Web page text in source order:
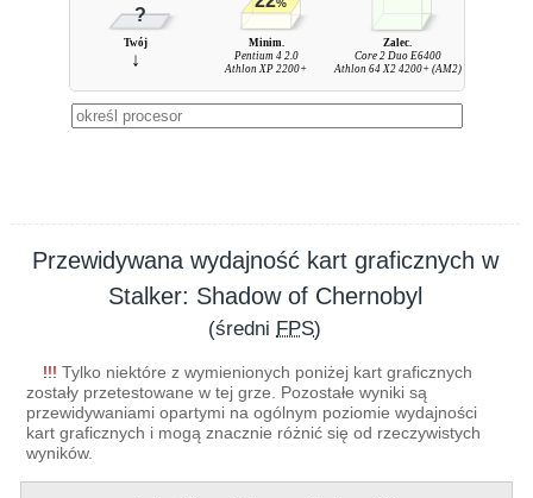
?
%
Twój
↓
Minim.
Pentium 4 2.0
Athlon XP 2200+
Zalec.
Core 2 Duo E6400
Athlon 64 X2 4200+ (AM2)
Przewidywana wydajność kart graficznych w
Stalker: Shadow of Chernobyl
(średni FPS)
!!! Tylko niektóre z wymienionych poniżej kart graficznych
zostały przetestowane w tej grze. Pozostałe wyniki są
przewidywaniami opartymi na ogólnym poziomie wydajności
kart graficznych i mogą znacznie różnić się od rzeczywistych
wyników.